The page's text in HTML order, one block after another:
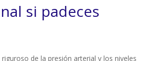
si padeces
de la presión arterial y los niveles